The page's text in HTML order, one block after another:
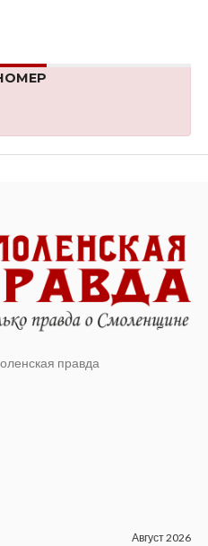
правда
Август 2026